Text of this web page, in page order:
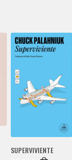
SUPERVIVIENTE